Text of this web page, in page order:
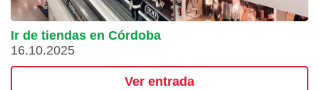
Ir de tiendas en Córdoba
16.10.2025
Ver entrada